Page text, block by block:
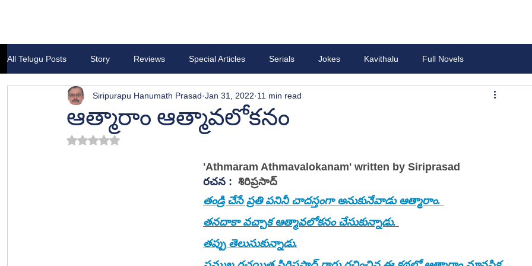
All Telugu Posts Story Reviews Special Articles Serials Jokes Kavithalu Full Novels
ఆత్మారాం ఆత్మావలోకనం
Siripurapu Hanumath Prasad Jan 31, 2022 11 min read
Rated NaN out of 5 stars.
'Athmaram Athmavalokanam' written by Siriprasad
రచన : శిరిప్రసాద్
తండ్రి చేసే ప్రతి పనినీ చాదస్తంగా అనుకునేవాడు ఆత్మారాం.
తనదాకా వచ్చాక ఆత్మావలోకనం చేసుకున్నాడు.
తప్పు తెలుసుకున్నాడు.